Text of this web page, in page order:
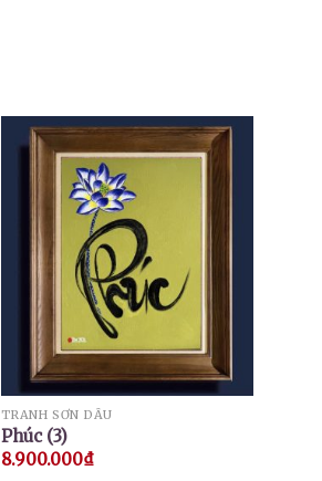
TRANH SƠN DẦU
Phúc (3)
8.900.000₫